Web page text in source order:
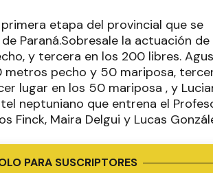
etapa del provincial que se
Paraná.Sobresale la actuación
y tercera en los 200 libres.
metros pecho y 50 mariposa,
lugar en los 50 mariposa , y
neptuniano que entrena el
Finck, Maira Delgui y Lucas
PARA SUSCRIPTORES